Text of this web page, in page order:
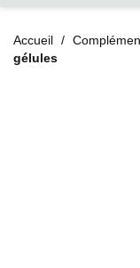
Accueil
gélules